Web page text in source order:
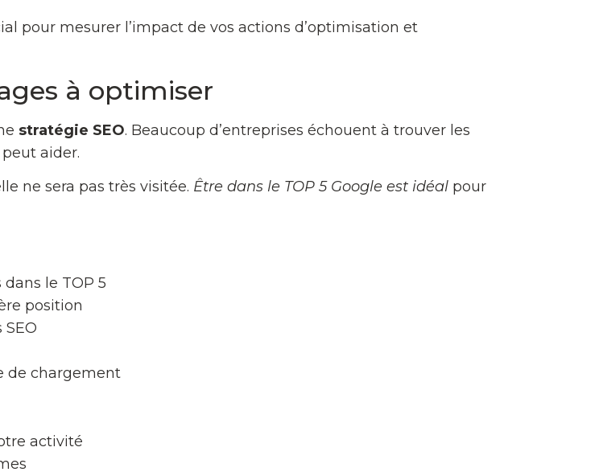
pour mesurer l’impact de vos actions d’optimisation et
à optimiser
stratégie SEO. Beaucoup d’entreprises échouent à trouver les
aider.
ne sera pas très visitée. Être dans le TOP 5 Google est idéal pour
le TOP 5
position
de chargement
activité